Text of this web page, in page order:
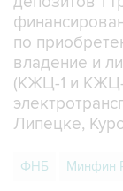
по
владение и
(КЖЦ-1 и КЖЦ-
Липецке,
ФНБ Минфин